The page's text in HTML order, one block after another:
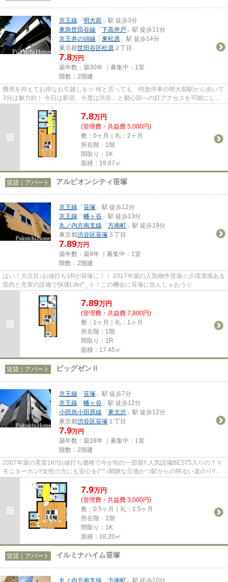
京王線 「明大前 」駅 徒歩3分
東急世田谷線 「下高井戸 」駅 徒歩11分
京王井の頭線 「東松原 」駅 徒歩14分
東京都世田谷区松原 ２丁目
7.8万円
築年数：築30年 ｜募集中： 1室
階数：2階建
費用を抑えてお得なお引越しを☆ 何と言っても、特急停車の明大前駅から歩いて
3分は魅力的！ 今日は新宿、今度は渋谷…と都心部への好アクセスを可能にしま
す！ 通勤時間が短くなれば、...
7.8万円
(管理費・共益費 5,000円)
敷：0ヶ月｜礼：2ヶ月
所在階：1階
間取り：1K
面積：19.87㎡
賃貸｜アパート アルビオンシティ笹塚
京王線 「笹塚 」駅 徒歩12分
京王線 「幡ヶ谷 」駅 徒歩13分
丸ノ内方南支線 「方南町 」駅 徒歩19分
東京都渋谷区笹塚 ３丁目
7.89万円
築年数：築9年 ｜募集中： 1室
階数：2階建
はい！大注目♪お値打ち1Rが笹塚に！！ 2017年築の人気物件登場☆彡清潔感ある
室内と充実の設備で快適Life(^_-)-！この機会に笹塚に住んじゃおう☆
7.89万円
(管理費・共益費 7,800円)
敷：1ヶ月｜礼：1ヶ月
所在階：1階
間取り：1R
面積：17.45㎡
賃貸｜アパート ビッグゼンⅡ
京王線 「笹塚 」駅 徒歩7分
京王線 「幡ヶ谷 」駅 徒歩12分
小田急小田原線 「東北沢 」駅 徒歩12分
東京都渋谷区笹塚 １丁目
7.9万円
築年数：築18年 ｜募集中： 1室
階数：2階建
2007年築の美室1K!!お値打ち価格で今が旬の一部屋!! 人気設備BEST5入りのＴＶ
モニターホン!!女性の方にも安心を(^^♪閑静な立地かつ駅からの明るい道のり!!バ
ランスのとれた一部屋をあ...
7.9万円
(管理費・共益費 3,000円)
敷：0.5ヶ月｜礼：1.5ヶ月
所在階：1階
間取り：1K
面積：18.20㎡
賃貸｜アパート イルミナハイム笹塚
丸ノ内方南支線 「方南町 」駅 徒歩10分